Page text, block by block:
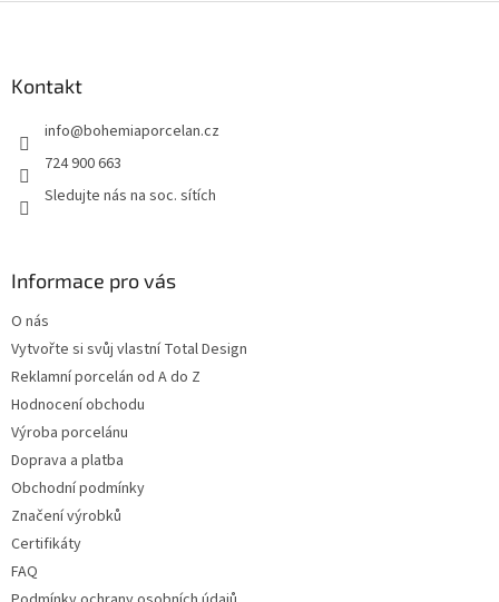
Kontakt
info@bohemiaporcelan.cz
724 900 663
Sledujte nás na soc. sítích
Informace pro vás
O nás
Vytvořte si svůj vlastní Total Design
Reklamní porcelán od A do Z
Hodnocení obchodu
Výroba porcelánu
Doprava a platba
Obchodní podmínky
Značení výrobků
Certifikáty
FAQ